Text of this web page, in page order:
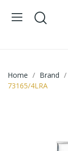
Home Brand
73165/4LRA